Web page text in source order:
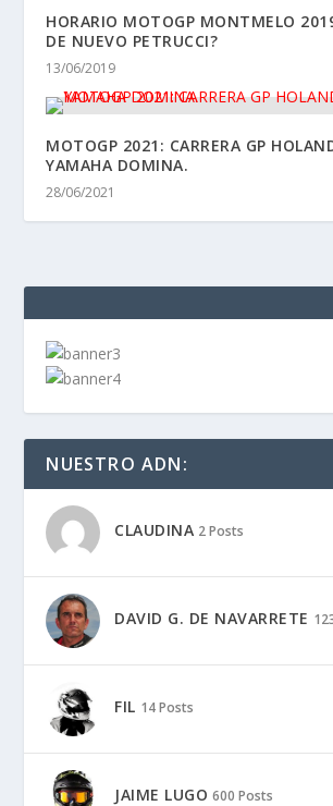
HORARIO MOTOGP MONTMELO
DE NUEVO PETRUCCI?
13/06/2019
MOTOGP 2021: CARRERA GP
YAMAHA DOMINA.
28/06/2021
NUESTRO ADN:
CLAUDINA 2 Posts
DAVID G. DE NAVARRETE
FIL 14 Posts
JAIME LUGO 600 Posts